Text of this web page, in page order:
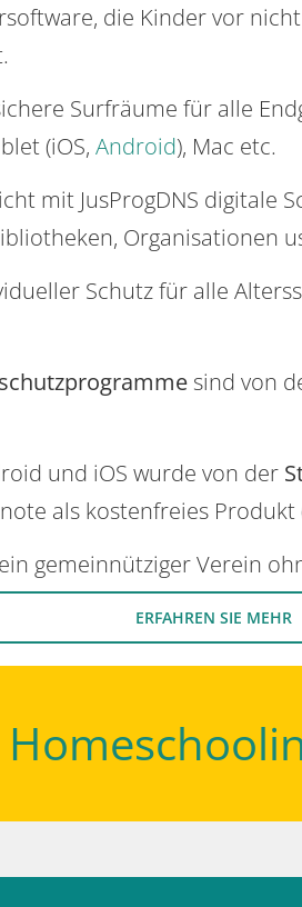
die Kinder vor
Surfräume für alle
(iOS, Android), Mac etc.
mit JusProgDNS digitale
Organisationen
Schutz für alle
sind von
und iOS wurde von der
als kostenfreies Produkt
gemeinnütziger Verein
ERFAHREN SIE MEHR